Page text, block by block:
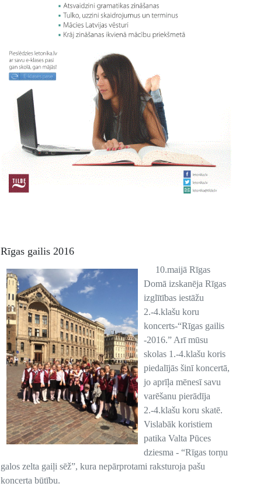
Rīgas gailis 2016
10.maijā Rīgas
Domā izskanēja Rīgas
izglītības iestāžu
2.-4.klašu koru
koncerts-“Rīgas gailis
-2016.” Arī mūsu
skolas 1.-4.klašu koris
piedalījās šinī koncertā,
jo aprīļa mēnesī savu
varēšanu pierādīja
2.-4.klašu koru skatē.
Vislabāk koristiem
patika Valta Pūces
dziesma - “Rīgas torņu
galos zelta gaiļi sēž”, kura nepārprotami raksturoja pašu
koncerta būtību.